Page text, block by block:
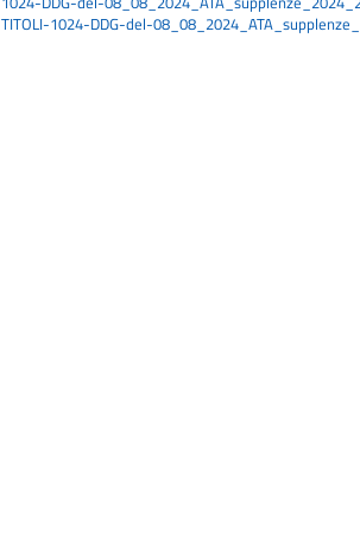
TITOLI-1024-DDG-del-